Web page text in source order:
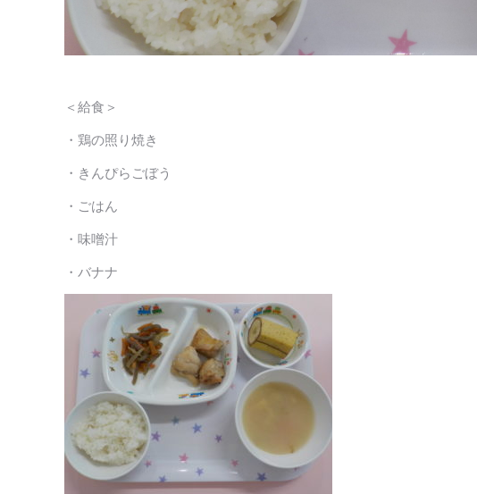
＜給食＞
・鶏の照り焼き
・きんぴらごぼう
・ごはん
・味噌汁
・バナナ